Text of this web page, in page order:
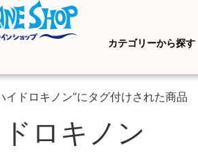
カテゴリーから探す
イドロキノン”にタグ付けされた商品
ロキノン